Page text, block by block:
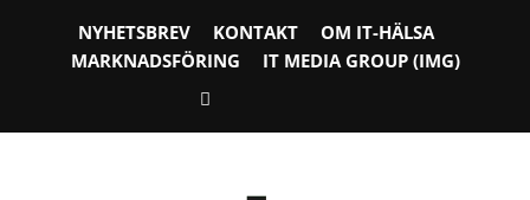
NYHETSBREV KONTAKT
OM IT-HÄLSA
MARKNADSFÖRING
IT MEDIA GROUP (IMG)